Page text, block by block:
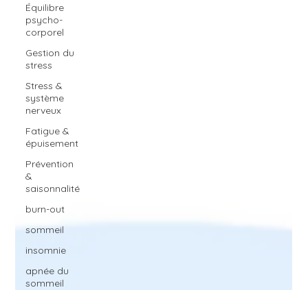
Équilibre
psycho-
corporel
Gestion du
stress
Stress &
système
nerveux
Fatigue &
épuisement
Prévention
&
saisonnalité
burn-out
sommeil
insomnie
apnée du
sommeil